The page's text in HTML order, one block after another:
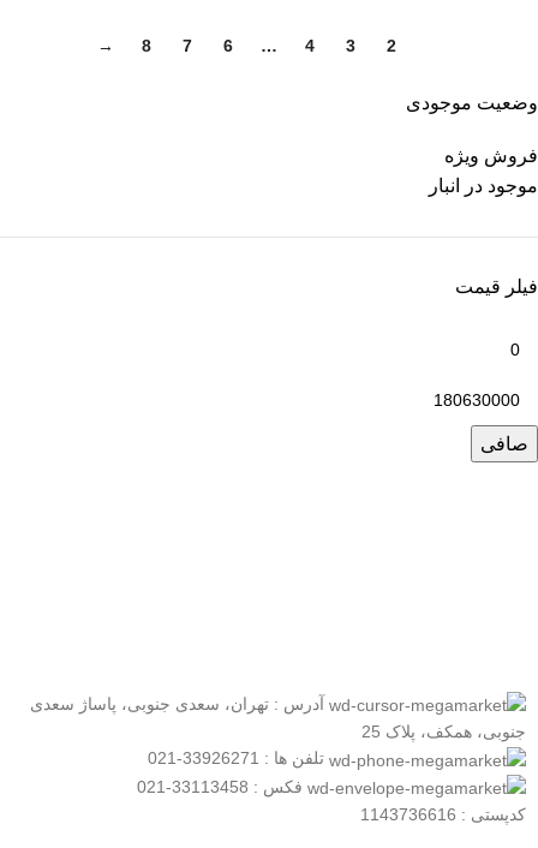
وضعیت موجودی
فروش ویژه
موجود در انبار
فیلر قیمت
صافی
2
3
4
…
6
7
8
→
آدرس : تهران، سعدی جنوبی، پاساژ سعدی
جنوبی، همکف، پلاک 25
تلفن ها : 33926271-021
فکس : 33113458-021
کدپستی : 1143736616